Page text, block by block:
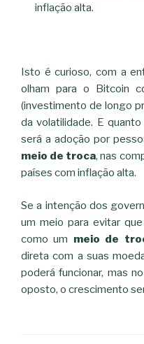
inflação alta.
Isto é curioso, com a
olham para o Bitcoin
(investimento de longo
da volatilidade. E
será a adoção por
meio de troca, nas
países com inflação alta.
Se a intenção dos
um meio para evitar
como um meio de
direta com a suas
poderá funcionar, mas
oposto, o crescimento